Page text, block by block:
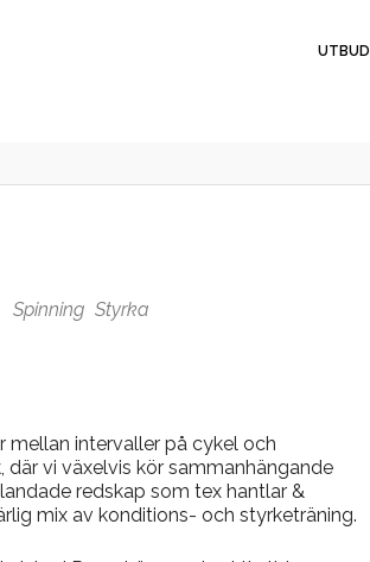
UTBUD
Spinning Styrka
mellan intervaller på cykel och
vi växelvis kör sammanhängande
redskap som tex hantlar &
mix av konditions- och styrketräning.